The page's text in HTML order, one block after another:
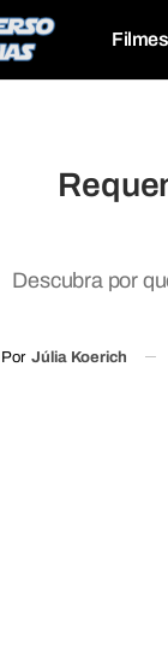
Descubra por
Por Júlia Koerich